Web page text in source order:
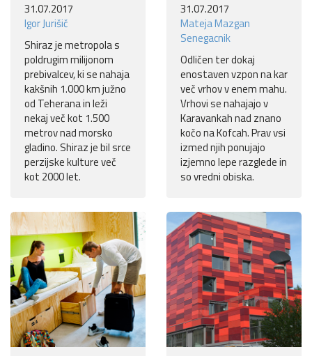
31.07.2017
Igor Jurišič
Shiraz je metropola s
poldrugim milijonom
prebivalcev, ki se nahaja
kakšnih 1.000 km južno
od Teherana in leži
nekaj več kot 1.500
metrov nad morsko
gladino. Shiraz je bil srce
perzijske kulture več
kot 2000 let.
31.07.2017
Mateja Mazgan
Senegacnik
Odličen ter dokaj
enostaven vzpon na kar
več vrhov v enem mahu.
Vrhovi se nahajajo v
Karavankah nad znano
kočo na Kofcah. Prav vsi
izmed njih ponujajo
izjemno lepe razglede in
so vredni obiska.